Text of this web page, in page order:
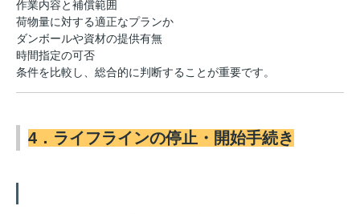
作業内容と補償範囲
荷物量に対する適正なプランか
ダンボールや資材の提供有無
時間指定の可否
条件を比較し、総合的に判断することが重要です。
4．ライフラインの停止・開始手続き